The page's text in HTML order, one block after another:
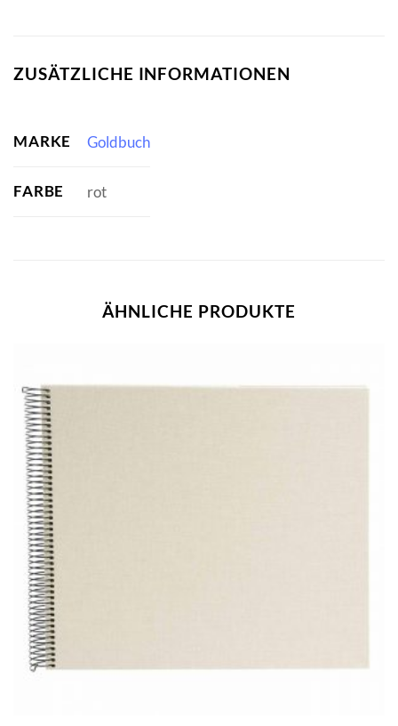
ZUSÄTZLICHE INFORMATIONEN
MARKE Goldbuch
FARBE rot
ÄHNLICHE PRODUKTE